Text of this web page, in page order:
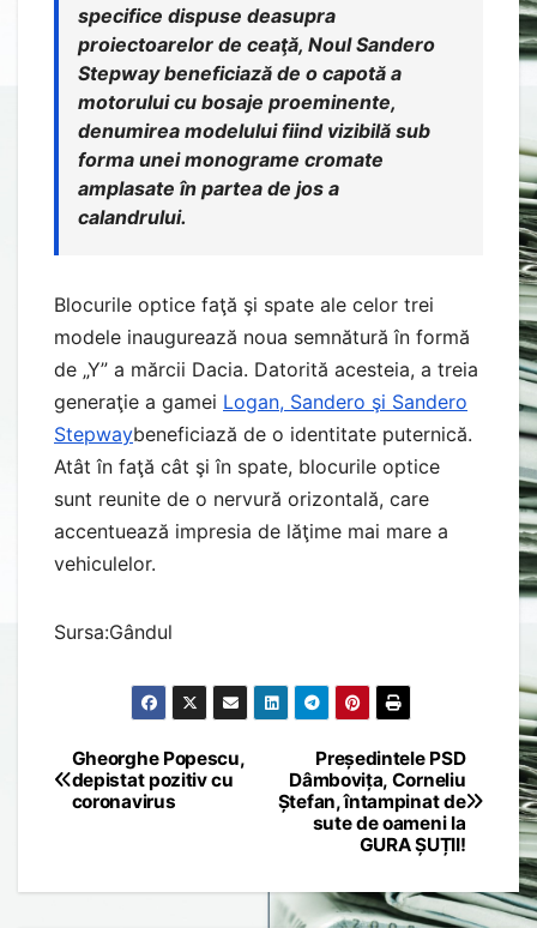
specifice dispuse deasupra
proiectoarelor de ceaţă, Noul Sandero
Stepway beneficiază de o capotă a
motorului cu bosaje proeminente,
denumirea modelului fiind vizibilă sub
forma unei monograme cromate
amplasate în partea de jos a
calandrului.
Blocurile optice faţă şi spate ale celor trei
modele inaugurează noua semnătură în formă
de „Y” a mărcii Dacia. Datorită acesteia, a treia
generaţie a gamei Logan, Sandero şi Sandero
Stepwaybeneficiază de o identitate puternică.
Atât în faţă cât şi în spate, blocurile optice
sunt reunite de o nervură orizontală, care
accentuează impresia de lăţime mai mare a
vehiculelor.
Sursa:Gândul
Post
navigation
Președintele PSD
Dâmbovița, Corneliu
Ștefan, întampinat de
sute de oameni la
GURA ȘUȚII!
Gheorghe Popescu,
depistat pozitiv cu
coronavirus